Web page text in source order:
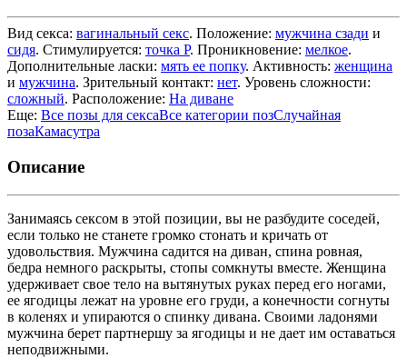
Вид секса: вагинальный секс. Положение: мужчина сзади и
сидя. Стимулируется: точка P. Проникновение: мелкое.
Дополнительные ласки: мять ее попку. Активность: женщина
и мужчина. Зрительный контакт: нет. Уровень сложности:
сложный. Расположение: На диване
Еще: Все позы для сексаВсе категории позСлучайная
позаКамасутра
Описание
Занимаясь сексом в этой позиции, вы не разбудите соседей,
если только не станете громко стонать и кричать от
удовольствия. Мужчина садится на диван, спина ровная,
бедра немного раскрыты, стопы сомкнуты вместе. Женщина
удерживает свое тело на вытянутых руках перед его ногами,
ее ягодицы лежат на уровне его груди, а конечности согнуты
в коленях и упираются о спинку дивана. Своими ладонями
мужчина берет партнершу за ягодицы и не дает им оставаться
неподвижными.